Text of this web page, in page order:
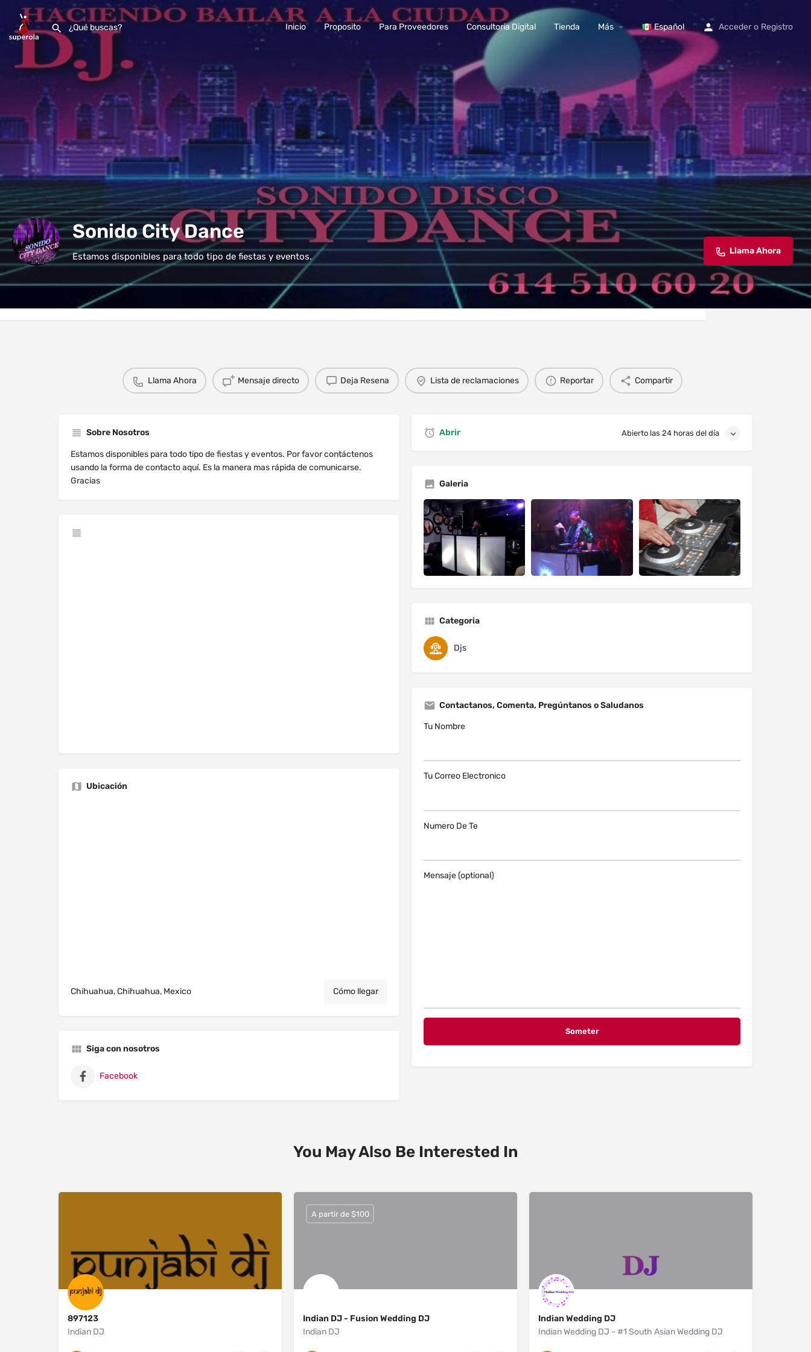
Inicio Proposito Para Proveedores Consultoría Digital Tienda Más Español Acceder o Registro
Sonido City Dance
Estamos disponibles para todo tipo de fiestas y eventos. Llama Ahora
Audios Eventos
Llama Ahora Mensaje directo Deja Resena Lista de reclamaciones Reportar Compartir
Sobre Nosotros
Estamos disponibles para todo tipo de fiestas y eventos. Por favor contáctenos
usando la forma de contacto aquí. Es la manera mas rápida de comunicarse.
Gracias
Ubicación
Chihuahua, Chihuahua, Mexico Cómo llegar
Siga con nosotros
Facebook
Abrir Abierto las 24 horas del día
Galeria
Categoria
Djs
Contactanos, Comenta, Pregúntanos o Saludanos
Tu Nombre
Tu Correo Electronico
Numero De Te
Mensaje (optional)
You May Also Be Interested In
897123
Indian DJ
Indian DJ - Fusion Wedding DJ
Indian DJ
A partir de $100
Indian Wedding DJ
Indian Wedding DJ - #1 South Asian Wedding DJ